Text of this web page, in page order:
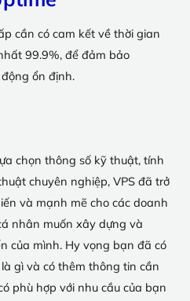
cần có cam kết về thời gian
99.9%, để đảm bảo
ổn định.
chọn thông số kỹ thuật, tính
chuyên nghiệp, VPS đã trở
và mạnh mẽ cho các doanh
nhân muốn xây dựng và
của mình. Hy vọng bạn đã có
gì và có thêm thông tin cần
phù hợp với nhu cầu của bạn